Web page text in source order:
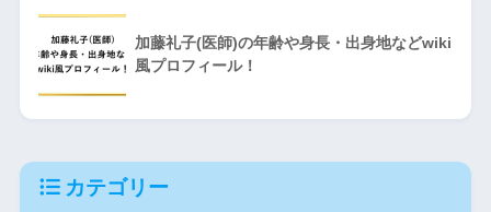
加藤礼子(医師)の年齢や身長・出身地などwiki
風プロフィール！
カテゴリー